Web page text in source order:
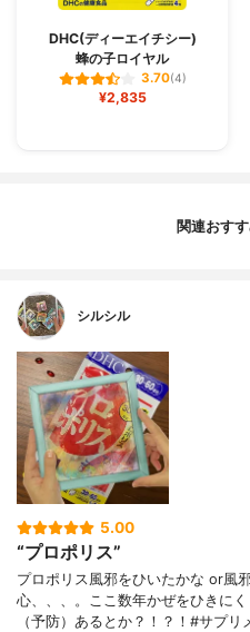
DHC(ディーエイチシー)
蜂の子ロイヤル
3.70(4)
¥2,835
関連おす
シルシル
5.00
“プロポリス”
プロポリス風邪をひいたかな or風
心、、、。ここ数年かぜをひきに
（予防）あるとか？！？！#サプリ